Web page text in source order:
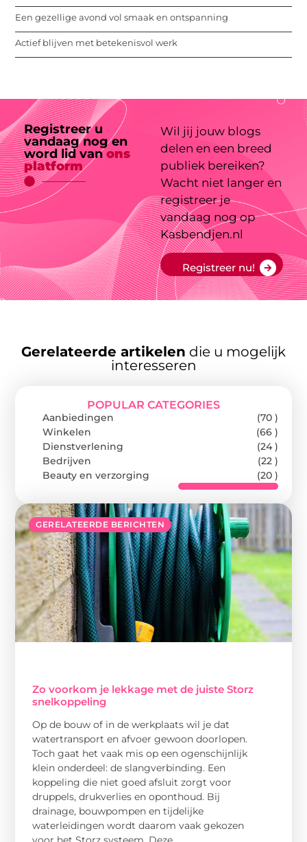
Een gezellige avond vol smaak en ontspanning
Actief blijven met betekenisvol werk
Registreer u
vandaag nog en
word lid vanons
platform
Wil jij jouw blogs
delen en een breed
publiek bereiken?
Wacht niet langer en
registreer je
vandaag nog op
Kasbendjen.nl
Registreer nu!
Gerelateerde artikelen die u mogelijk
interesseren
GERELATEERDE BERICHTEN
Zo voorkom je lekkage met de juiste Storz
snelkoppeling
Op de bouw of in de werkplaats wil je dat
watertransport en afvoer gewoon doorlopen.
Toch gaat het vaak mis op een ogenschijnlijk
klein onderdeel: de slangverbinding. Een
koppeling die niet goed afsluit zorgt voor
druppels, drukverlies en oponthoud. Bij
drainage, bouwpompen en tijdelijke
waterleidingen wordt daarom vaak gekozen
POPULAR CATEGORIES
Aanbiedingen
(70 )
Winkelen
(66 )
Dienstverlening
(24 )
Bedrijven
(22 )
Beauty en verzorging
(20 )